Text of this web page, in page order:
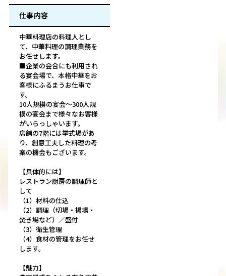
仕事内容
中華料理店の料理人とし
て、中華料理の調理業務を
お任せします。
■企業の会合にも利用され
る宴会場で、本格中華をお
客様にふるまうお仕事で
す。
10人規模の宴会～300人規
模の宴会まで様々なお客様
がいらっしゃいます。
店舗の7階には挙式場があ
り、創意工夫した料理の考
案の機会もございます。
【具体的には】
レストラン厨房の調理師と
して
（1）材料の仕込
（2）調理（切場・揚場・
焚き場など）／盛付
（3）衛生管理
（4）食材の管理をお任せ
します。
【魅力】